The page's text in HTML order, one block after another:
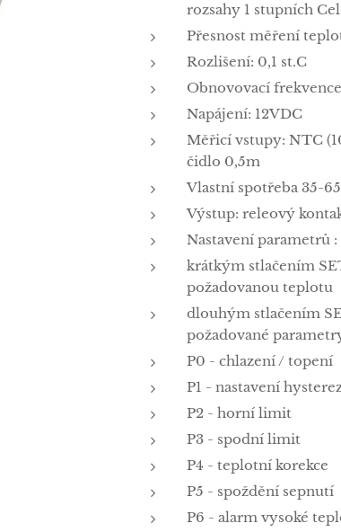
rozsahy 1 stupních
Přesnost měření
Rozlišení: 0,1 st.C
Obnovovací
Napájení: 12VDC
Měřicí vstupy: NTC
čidlo 0,5m
Vlastní spotřeba 35-
Výstup: releový
Nastavení parametrů :
krátkým stlačením
požadovanou teplotu
dlouhým stlačením
požadované
P0 - chlazení / topení
P1 - nastavení
P2 - horní limit
P3 - spodní limit
P4 - teplotní korekce
P5 - spoždění sepnutí
P6 - alarm vysoké